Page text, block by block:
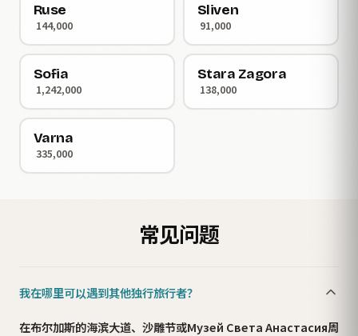
Ruse
144,000
Sliven
91,000
Sofia
1,242,000
Stara Zagora
138,000
Varna
335,000
常见问题
我在哪里可以遇到其他独行旅行者？
在布尔加斯的海滨大道、沙雕节或Музей Света Анастасия周